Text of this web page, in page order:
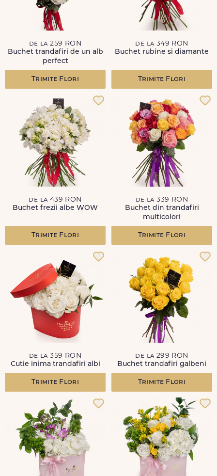
de la 259 RON
Buchet trandafiri de un alb
perfect
Trimite Flori
de la 349 RON
Buchet rubine si diamante
Trimite Flori
de la 439 RON
Buchet frezii albe WOW
Trimite Flori
de la 339 RON
Buchet din trandafiri
multicolori
Trimite Flori
de la 359 RON
Cutie inima trandafiri albi
Trimite Flori
de la 299 RON
Buchet trandafiri galbeni
Trimite Flori